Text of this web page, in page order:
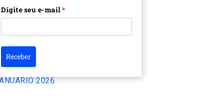
Digite seu e-mail*
Receber